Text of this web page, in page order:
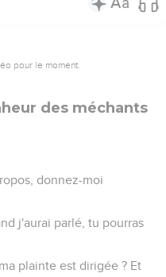
pour le moment.
des méchants
donnez-moi
j'aurai parlé, tu pourras
plainte est dirigée ? Et